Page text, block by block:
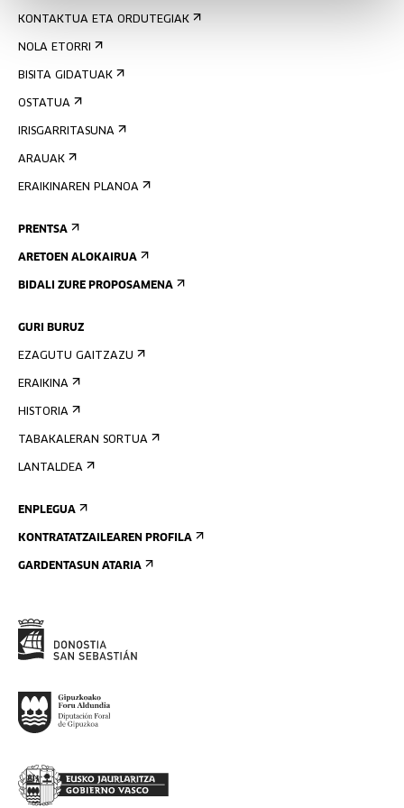
KONTAKTUA ETA ORDUTEGIAK
NOLA ETORRI
BISITA GIDATUAK
OSTATUA
IRISGARRITASUNA
ARAUAK
ERAIKINAREN PLANOA
PRENTSA
ARETOEN ALOKAIRUA
BIDALI ZURE PROPOSAMENA
GURI BURUZ
EZAGUTU GAITZAZU
ERAIKINA
HISTORIA
TABAKALERAN SORTUA
LANTALDEA
ENPLEGUA
KONTRATATZAILEAREN PROFILA
GARDENTASUN ATARIA